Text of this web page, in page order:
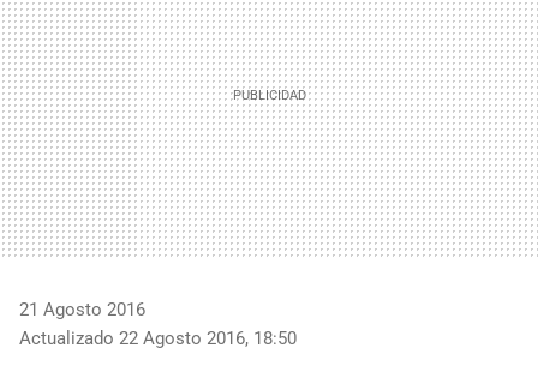
21 Agosto 2016
Actualizado 22 Agosto 2016, 18:50